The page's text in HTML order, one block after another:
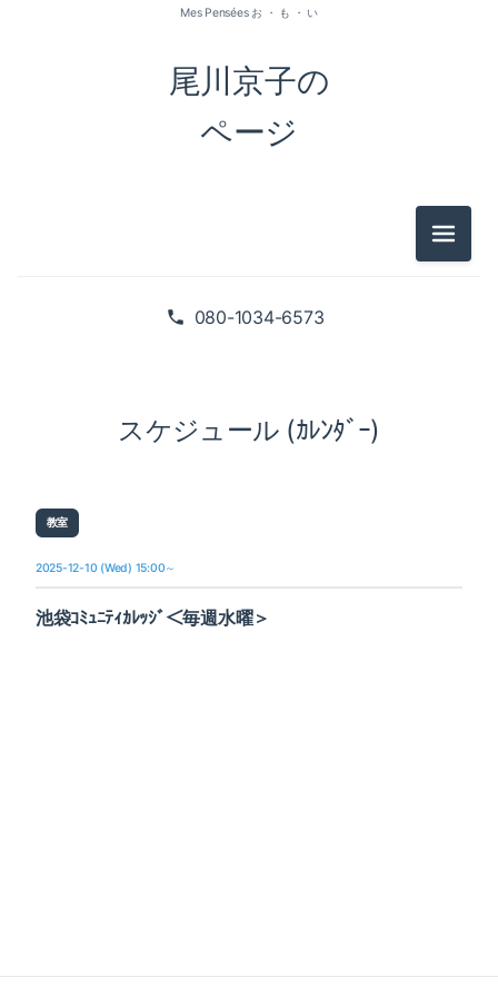
080-1034-6573
尾川京子の
ページ
Mes Pensées お ・ も ・ い
メニュ
スケジュール (ｶﾚﾝﾀﾞｰ)
教室
2025-12-10 (Wed) 15:00～
池袋ｺﾐｭﾆﾃｨｶﾚｯｼﾞ＜毎週水曜＞